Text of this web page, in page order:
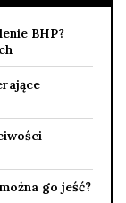
BHP?
go jeść?